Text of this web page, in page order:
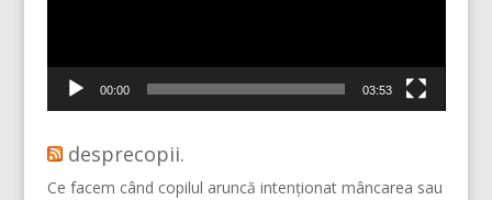
00:00 03:53
desprecopii.
Ce facem când copilul aruncă intenționat mâncarea sau